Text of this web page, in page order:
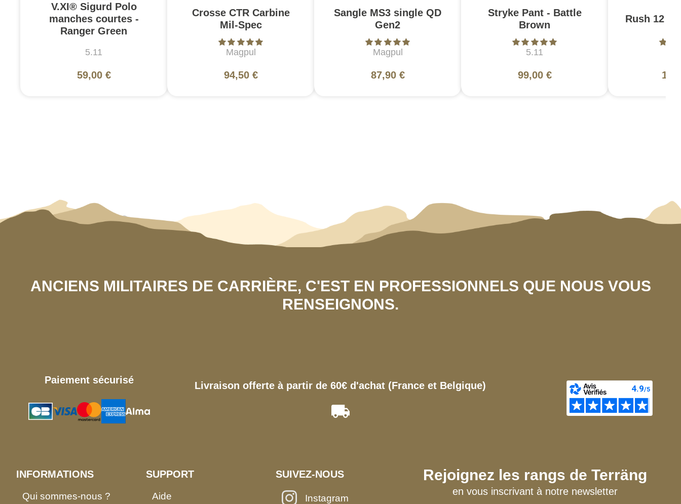
V.XI® Sigurd Polo
manches courtes -
Ranger Green
5.11
59,00 €
Crosse CTR Carbine
Mil-Spec
Magpul
94,50 €
Sangle MS3 single QD
Gen2
Magpul
87,90 €
Stryke Pant - Battle
Brown
5.11
99,00 €
Rush 12
ANCIENS MILITAIRES DE CARRIÈRE, C'EST EN PROFESSIONNELS QUE NOUS VOUS
RENSEIGNONS.
Paiement sécurisé Livraison offerte à partir de 60€ d'achat (France et Belgique)
INFORMATIONS
Qui sommes-nous ?
SUPPORT
Aide
SUIVEZ-NOUS
Instagram
Rejoignez les rangs de Terräng
en vous inscrivant à notre newsletter